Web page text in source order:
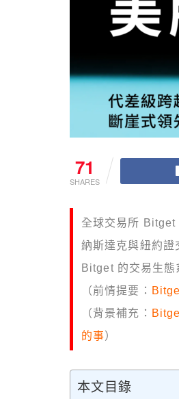
71
SHARES
全球交易所 Bitget
納斯達克與紐約證
Bitget 的交易生態
（前情提要：
（背景補充：
的事）
本文目錄